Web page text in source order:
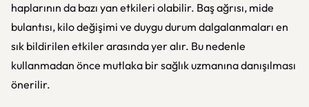
haplarının da bazı yan etkileri olabilir. Baş ağrısı, mide
bulantısı, kilo değişimi ve duygu durum dalgalanmaları en
sık bildirilen etkiler arasında yer alır. Bu nedenle
kullanmadan önce mutlaka bir sağlık uzmanına danışılması
önerilir.